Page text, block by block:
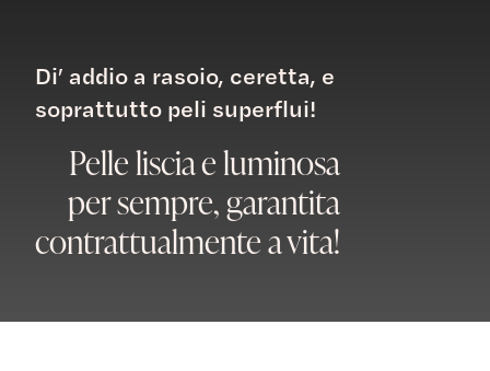
Di’ addio a rasoio, ceretta, e
soprattutto peli superflui!
Pelle liscia e luminosa
per sempre, garantita
contrattualmente a vita!